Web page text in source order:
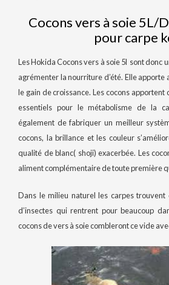
Cocons vers à soie 5L/
pour carpe
Les Hokida Cocons vers à soie 5l sont donc
agrémenter la nourriture d’été. Elle apporte
le gain de croissance. Les cocons
essentiels pour le métabolisme de la
également de fabriquer un meilleur
cocons, la brillance et les couleur
qualité de blanc( shoji) exacerbée. Les
aliment complémentaire de toute première
Dans le milieu naturel les carpes trouvent
d’insectes qui rentrent pour beaucoup
cocons de vers à soie combleront ce vide